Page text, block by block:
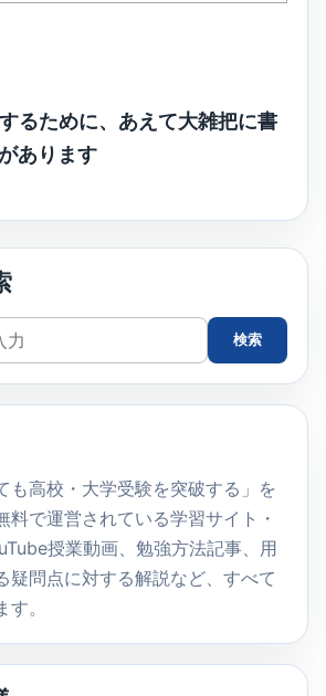
るために、あえて大雑把に書
あります
検索
も高校・大学受験を突破する」を
料で運営されている学習サイト・
授業動画、勉強方法記事、用
疑問点に対する解説など、すべて
。